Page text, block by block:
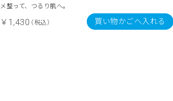
メ整って、つるり肌へ。
￥1,430（税込） 買い物かごへ入れる